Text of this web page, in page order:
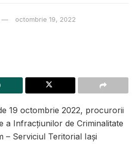
octombrie 19, 2022
19 octombrie 2022, procurorii
a Infracțiunilor de Criminalitate
– Serviciul Teritorial Iași